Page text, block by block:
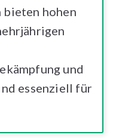
bieten hohen
und
essenziell für